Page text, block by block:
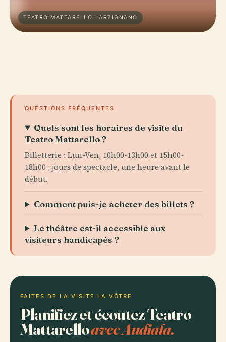
TEATRO MATTARELLO · ARZIGNANO
QUESTIONS FRÉQUENTES
Quels sont les horaires de visite du
Teatro Mattarello ?
Billetterie : Lun-Ven, 10h00-13h00 et 15h00-
18h00 ; jours de spectacle, une heure avant le
début.
Comment puis-je acheter des billets ?
Le théâtre est-il accessible aux
visiteurs handicapés ?
FAITES DE LA VISITE LA VÔTRE
Planifiez et écoutez Teatro
Mattarelloavec Audiala.